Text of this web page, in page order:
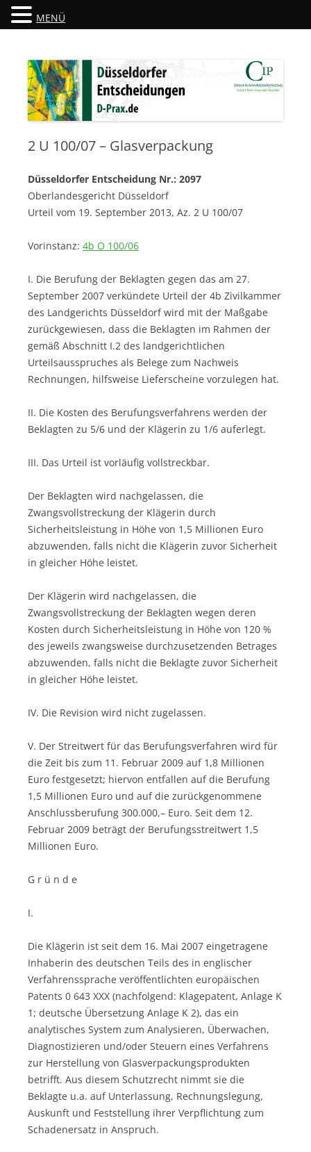
Düsseldorfer Entscheidungen
2 U 100/07 – Glasverpackung
Düsseldorfer Entscheidung Nr.: 2097
Oberlandesgericht Düsseldorf
Urteil vom 19. September 2013, Az. 2 U 100/07
Vorinstanz: 4b O 100/06
I. Die Berufung der Beklagten gegen das am 27.
September 2007 verkündete Urteil der 4b Zivilkammer
des Landgerichts Düsseldorf wird mit der Maßgabe
zurückgewiesen, dass die Beklagten im Rahmen der
gemäß Abschnitt I.2 des landgerichtlichen
Urteilsausspruches als Belege zum Nachweis
Rechnungen, hilfsweise Lieferscheine vorzulegen hat.
II. Die Kosten des Berufungsverfahrens werden der
Beklagten zu 5/6 und der Klägerin zu 1/6 auferlegt.
III. Das Urteil ist vorläufig vollstreckbar.
Der Beklagten wird nachgelassen, die
Zwangsvollstreckung der Klägerin durch
Sicherheitsleistung in Höhe von 1,5 Millionen Euro
abzuwenden, falls nicht die Klägerin zuvor Sicherheit
in gleicher Höhe leistet.
Der Klägerin wird nachgelassen, die
Zwangsvollstreckung der Beklagten wegen deren
Kosten durch Sicherheitsleistung in Höhe von 120 %
des jeweils zwangsweise durchzusetzenden Betrages
abzuwenden, falls nicht die Beklagte zuvor Sicherheit
in gleicher Höhe leistet.
IV. Die Revision wird nicht zugelassen.
V. Der Streitwert für das Berufungsverfahren wird für
die Zeit bis zum 11. Februar 2009 auf 1,8 Millionen
Euro festgesetzt; hiervon entfallen auf die Berufung
1,5 Millionen Euro und auf die zurückgenommene
Anschlussberufung 300.000,– Euro. Seit dem 12.
Februar 2009 beträgt der Berufungsstreitwert 1,5
Millionen Euro.
G r ü n d e
I.
Die Klägerin ist seit dem 16. Mai 2007 eingetragene
Inhaberin des deutschen Teils des in englischer
Verfahrenssprache veröffentlichten europäischen
Patents 0 643 XXX (nachfolgend: Klagepatent, Anlage K
1; deutsche Übersetzung Anlage K 2), das ein
analytisches System zum Analysieren, Überwachen,
Diagnostizieren und/oder Steuern eines Verfahrens
zur Herstellung von Glasverpackungsprodukten
betrifft. Aus diesem Schutzrecht nimmt sie die
Beklagte u.a. auf Unterlassung, Rechnungslegung,
Auskunft und Feststellung ihrer Verpflichtung zum
Schadenersatz in Anspruch.
MENÜ